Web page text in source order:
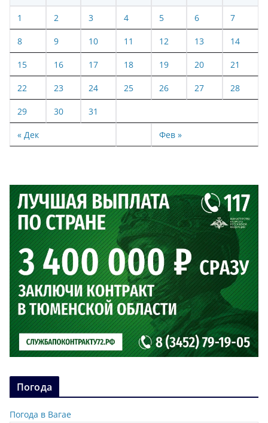
« Дек Фев »
1 2 3 4 5 6 7
8 9 10 11 12 13 14
15 16 17 18 19 20 21
22 23 24 25 26 27 28
29 30 31
Погода
Погода в Вагае